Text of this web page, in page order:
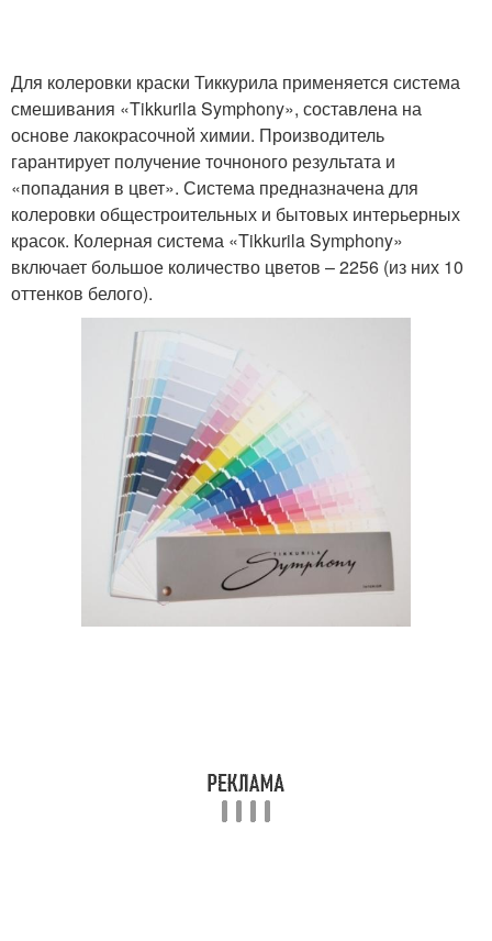
Для колеровки краски Тиккурила применяется система
смешивания «Tikkurila Symphony», составлена на
основе лакокрасочной химии. Производитель
гарантирует получение точноного результата и
«попадания в цвет». Система предназначена для
колеровки общестроительных и бытовых интерьерных
красок. Колерная система «Tikkurila Symphony»
включает большое количество цветов – 2256 (из них 10
оттенков белого).